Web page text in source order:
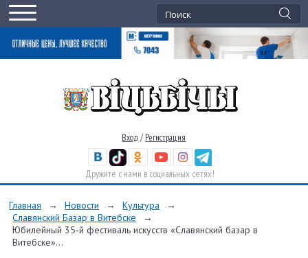
Вход / Регистрация
Дружите с нами в социальных сетях!
Главная → Новости → Культура
→
Славянский Базар в Витебске
→
Юбилейный 35-й фестиваль искусств «Славянский базар в
Витебске»...